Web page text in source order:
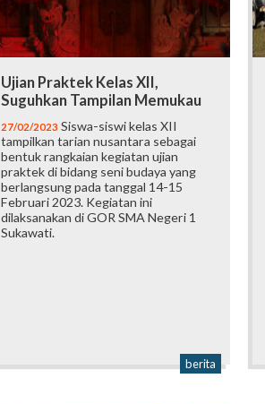
Ujian Praktek Kelas XII,
Suguhkan Tampilan Memukau
27/02/2023 Siswa-siswi kelas XII
tampilkan tarian nusantara sebagai
bentuk rangkaian kegiatan ujian
praktek di bidang seni budaya yang
berlangsung pada tanggal 14-15
Februari 2023. Kegiatan ini
dilaksanakan di GOR SMA Negeri 1
Sukawati.
berita